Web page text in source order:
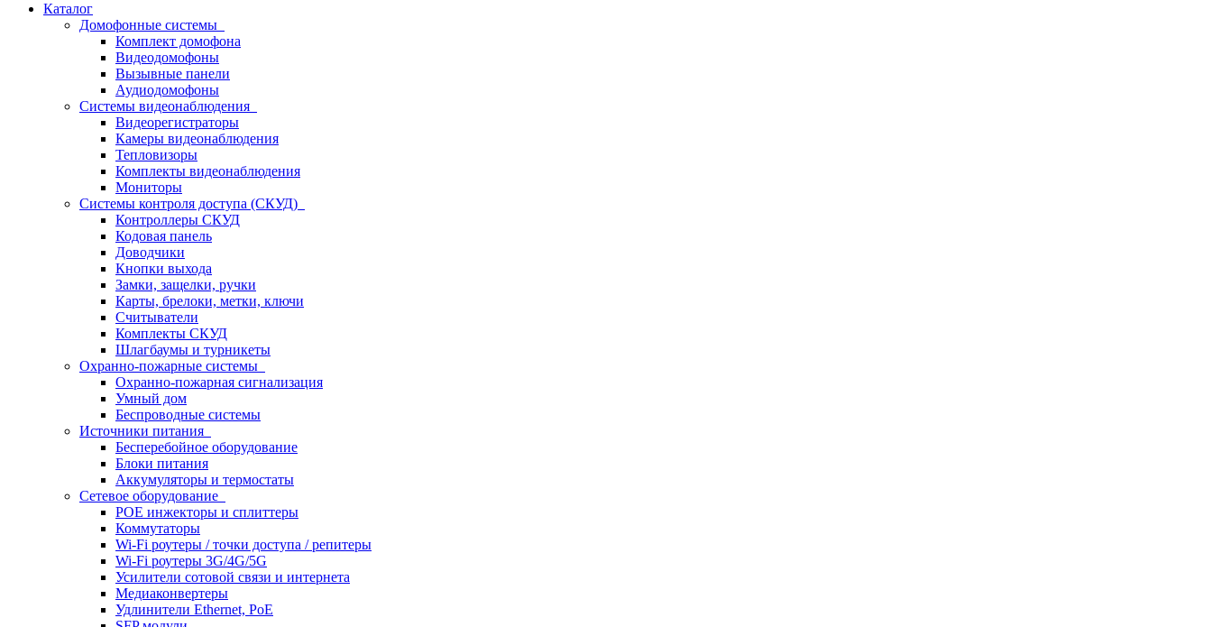
Каталог
Домофонные системы
Комплект домофона
Видеодомофоны
Вызывные панели
Аудиодомофоны
Системы видеонаблюдения
Видеорегистраторы
Камеры видеонаблюдения
Тепловизоры
Комплекты видеонаблюдения
Мониторы
Системы контроля доступа (СКУД)
Контроллеры СКУД
Кодовая панель
Доводчики
Кнопки выхода
Замки, защелки, ручки
Карты, брелоки, метки, ключи
Считыватели
Комплекты СКУД
Шлагбаумы и турникеты
Охранно-пожарные системы
Охранно-пожарная сигнализация
Умный дом
Беспроводные системы
Источники питания
Бесперебойное оборудование
Блоки питания
Аккумуляторы и термостаты
Сетевое оборудование
POE инжекторы и сплиттеры
Коммутаторы
Wi-Fi роутеры / точки доступа / репитеры
Wi-Fi роутеры 3G/4G/5G
Усилители сотовой связи и интернета
Медиаконвертеры
Удлинители Ethernet, PoE